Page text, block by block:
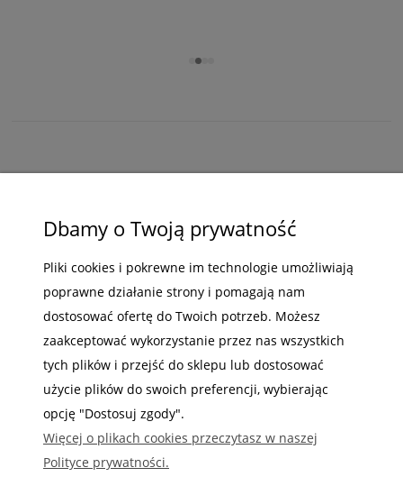
MOJE KONTO
INFORMACJE
Gdzie nas możesz znaleźć
Dbamy o Twoją prywatność
Pliki cookies i pokrewne im technologie umożliwiają
poprawne działanie strony i pomagają nam
dostosować ofertę do Twoich potrzeb. Możesz
zaakceptować wykorzystanie przez nas wszystkich
tych plików i przejść do sklepu lub dostosować
użycie plików do swoich preferencji, wybierając
opcję "Dostosuj zgody".
Więcej o plikach cookies przeczytasz w naszej
Polityce prywatności.